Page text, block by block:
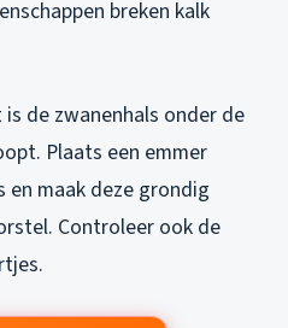
breken kalk
de zwanenhals onder de
Plaats een emmer
en maak deze grondig
Controleer ook de